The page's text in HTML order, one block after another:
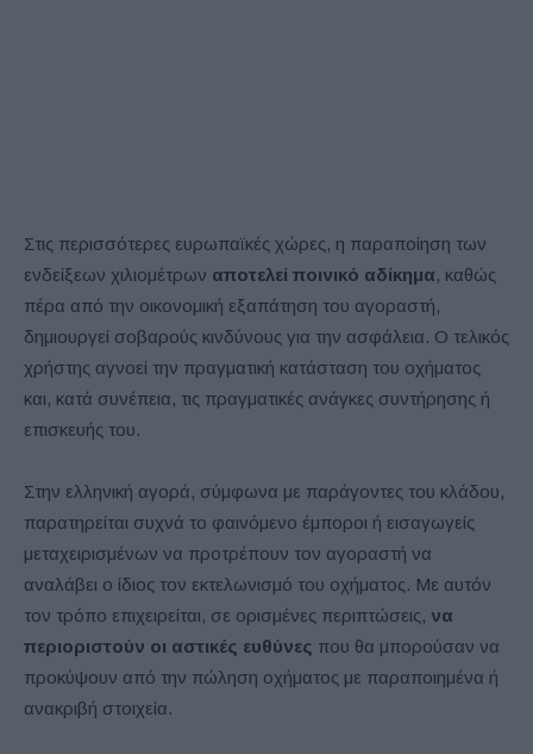
Στις περισσότερες ευρωπαϊκές χώρες, η παραποίηση των
ενδείξεων χιλιομέτρων αποτελεί ποινικό αδίκημα, καθώς
πέρα από την οικονομική εξαπάτηση του αγοραστή,
δημιουργεί σοβαρούς κινδύνους για την ασφάλεια. Ο τελικός
χρήστης αγνοεί την πραγματική κατάσταση του οχήματος
και, κατά συνέπεια, τις πραγματικές ανάγκες συντήρησης ή
επισκευής του.
Στην ελληνική αγορά, σύμφωνα με παράγοντες του κλάδου,
παρατηρείται συχνά το φαινόμενο έμποροι ή εισαγωγείς
μεταχειρισμένων να προτρέπουν τον αγοραστή να
αναλάβει ο ίδιος τον εκτελωνισμό του οχήματος. Με αυτόν
τον τρόπο επιχειρείται, σε ορισμένες περιπτώσεις, να
περιοριστούν οι αστικές ευθύνες που θα μπορούσαν να
προκύψουν από την πώληση οχήματος με παραποιημένα ή
ανακριβή στοιχεία.